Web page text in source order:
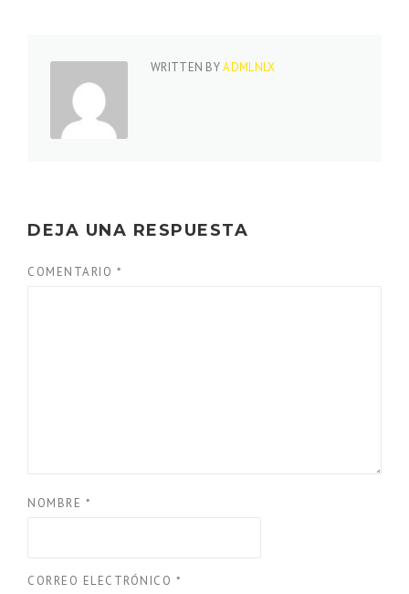
WRITTEN BYADMLNLX
DEJA UNA RESPUESTA
COMENTARIO *
NOMBRE *
CORREO ELECTRÓNICO *